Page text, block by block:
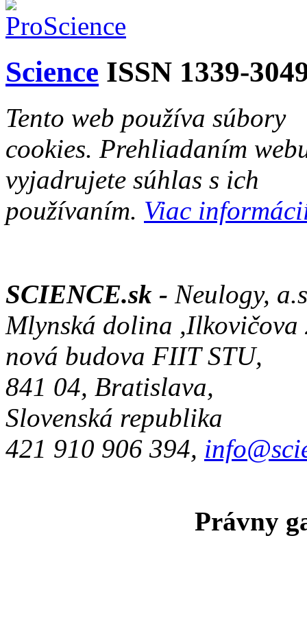
Science ISSN 1339-
Tento web používa súbory
cookies. Prehliadaním
vyjadrujete súhlas s ich
používaním. Viac
SCIENCE.sk - Neulogy,
Mlynská dolina ,Ilkovičova
nová budova FIIT STU,
841 04, Bratislava,
Slovenská republika
421 910 906 394,
Právny